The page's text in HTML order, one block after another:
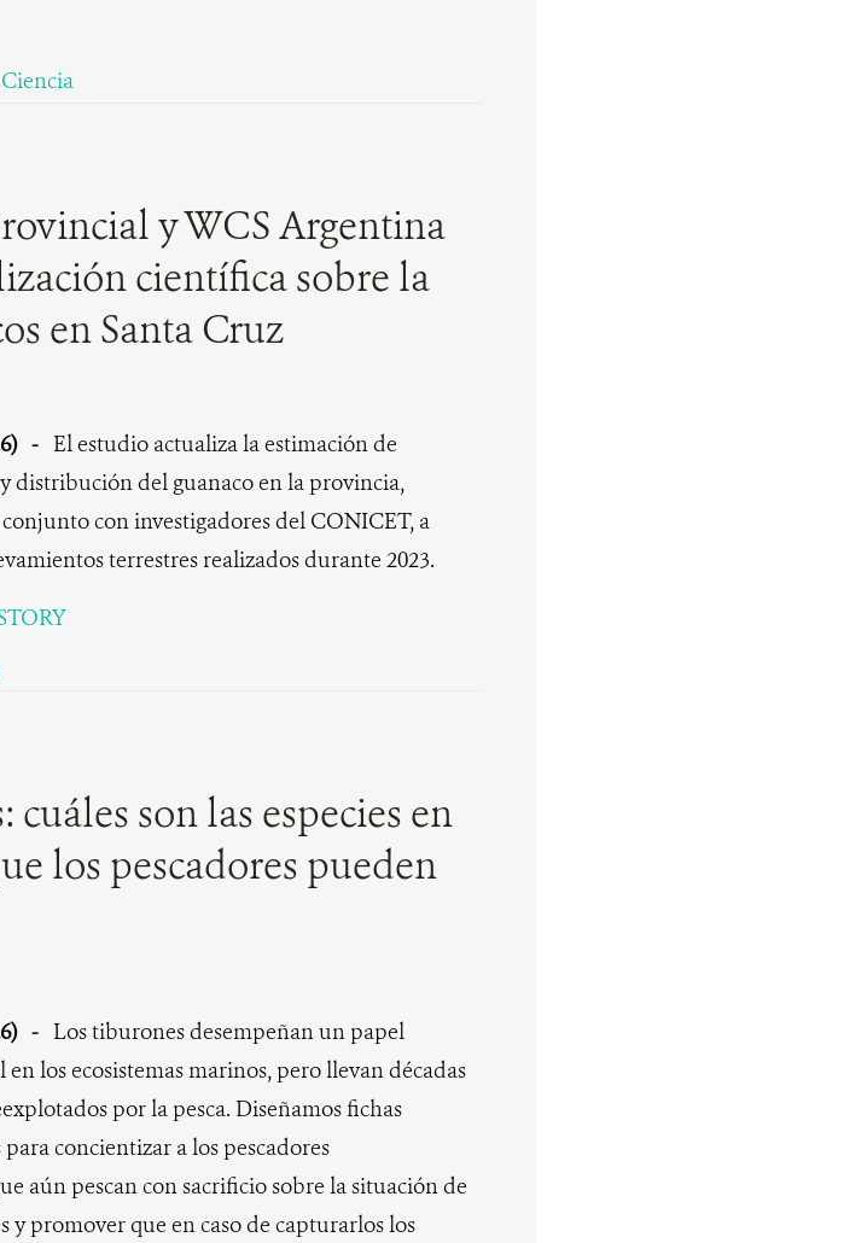
Ciencia
y WCS Argentina
científica sobre la
en Santa Cruz
- El estudio actualiza la estimación de
distribución del guanaco en la provincia,
con investigadores del CONICET, a
terrestres realizados durante 2023.
son las especies en
los pescadores pueden
- Los tiburones desempeñan un papel
los ecosistemas marinos, pero llevan décadas
por la pesca. Diseñamos fichas
concientizar a los pescadores
aún pescan con sacrificio sobre la situación de
y promover que en caso de capturarlos los